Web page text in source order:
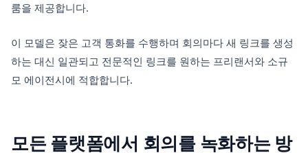
룸을 제공합니다.
이 모델은 잦은 고객 통화를 수행하며 회의마다 새 링크를 생성
하는 대신 일관되고 전문적인 링크를 원하는 프리랜서와 소규
모 에이전시에 적합합니다.
모든 플랫폼에서 회의를 녹화하는 방